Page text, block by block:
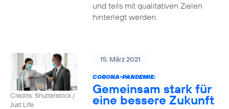
und teils mit qualitativen Zielen
hinterlegt werden.
Credits: Shutterstock /
Just Life
15. März 2021
CORONA-PANDEMIE:
Gemeinsam stark für
eine bessere Zukunft